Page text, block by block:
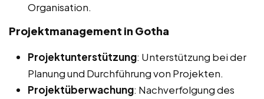
Organisation.
Projektmanagement in Gotha
Projektunterstützung: Unterstützung bei der
Planung und Durchführung von Projekten.
Projektüberwachung: Nachverfolgung des